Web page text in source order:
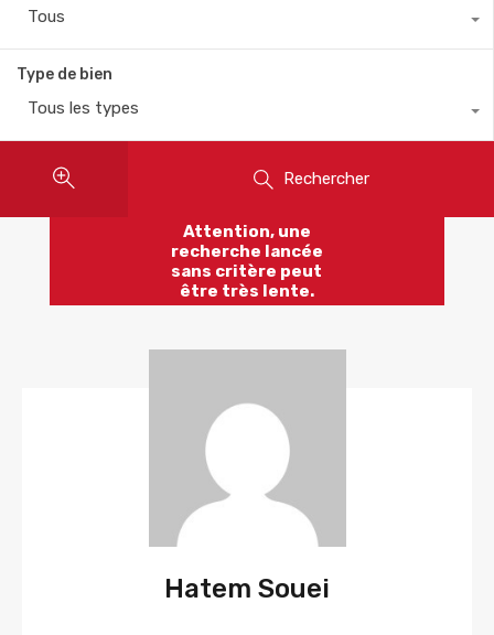
Tous
Type de bien
Tous les types
Rechercher
Attention, une
recherche lancée
sans critère peut
être très lente.
Hatem Souei